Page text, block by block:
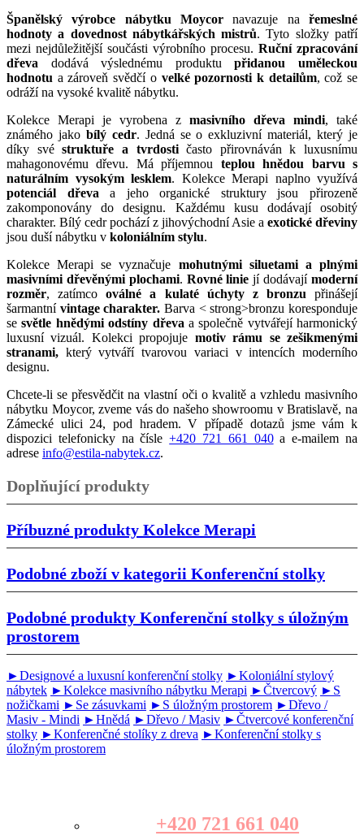
Španělský výrobce nábytku Moycor navazuje na řemeslné
hodnoty a dovednost nábytkářských mistrů. Tyto složky patří
mezi nejdůležitější součásti výrobního procesu. Ruční zpracování
dřeva dodává výslednému produktupřidanou uměleckou
hodnotu a zároveň svědčí o velké pozornosti k detailům, což se
odráží na vysoké kvalitě nábytku.
Kolekce Merapi je vyrobena z masivního dřeva mindi, také
známého jako bílý cedr. Jedná se o exkluzivní materiál, který je
díky svéstruktuře a tvrdostičasto přirovnáván k luxusnímu
mahagonovému dřevu. Má příjemnou teplou hnědou barvu s
naturálním vysokým lesklem. Kolekce Merapi naplno využívá
potenciál dřeva a jeho organické struktury jsou přirozeně
zakomponovány do designu. Každému kusu dodávají osobitý
charakter. Bílý cedr pochází z jihovýchodní Asie a exotické dřeviny
jsou duší nábytku v koloniálním stylu.
Kolekce Merapi se vyznačuje mohutnými siluetami a plnými
masivními dřevěnými plochami. Rovné linie jí dodávajímoderní
rozměr, zatímcooválné a kulaté úchyty z bronzu přinášejí
šarmantní vintage charakter. Barva < strong>bronzu koresponduje
sesvětle hnědými odstíny dřeva a společně vytvářejí harmonický
luxusní vizuál. Kolekci propojuje motiv rámu se zešikmenými
stranami, který vytváří tvarovou variaci v intencích moderního
designu.
Chcete-li se přesvědčit na vlastní oči o kvalitě a vzhledu masivního
nábytku Moycor, zveme vás do našeho showroomu v Bratislavě, na
Zámecké ulici 24, pod hradem. V případě dotazů jsme vám k
dispozici telefonicky na čísle+420 721 661 040a e-mailem na
adrese info@estila-nabytek.cz.
Doplňující produkty
Příbuzné produkty Kolekce Merapi
Podobné zboží v kategorii Konferenční stolky
Podobné produkty Konferenční stolky s úložným
prostorem
►Designové a luxusní konferenční stolky ►Koloniální stylový
nábytek ►Kolekce masivního nábytku Merapi ►Čtvercový ►S
nožičkami ►Se zásuvkami ►S úložným prostorem ►Dřevo /
Masiv - Mindi ►Hnědá ►Dřevo / Masiv ►Čtvercové konferenční
stolky ►Konferenčné stolíky z dreva ►Konferenční stolky s
úložným prostorem
+420 721 661 040